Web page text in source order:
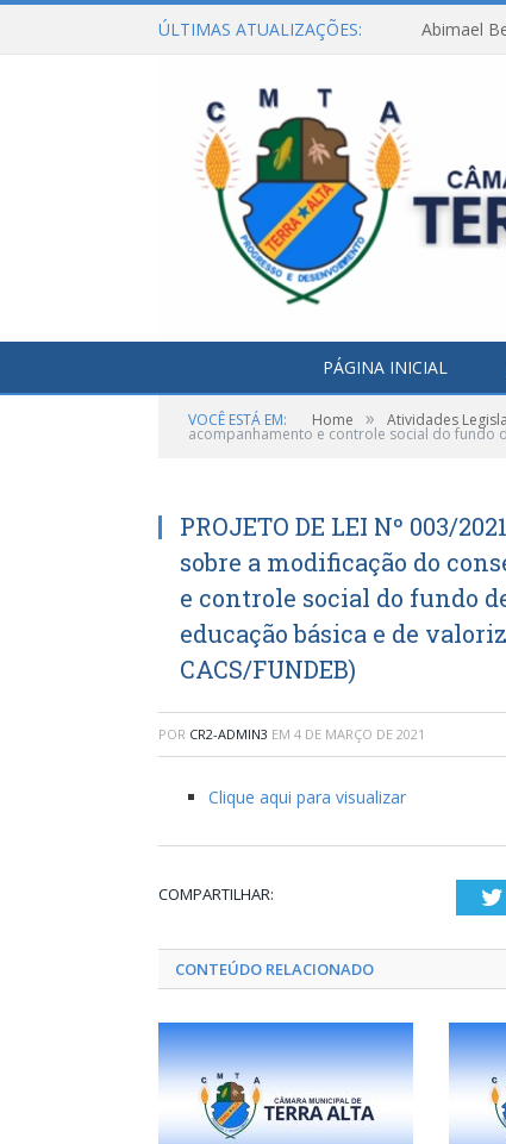
ÚLTIMAS ATUALIZAÇÕES: Abimael
PÁGINA INICIAL
VOCÊ ESTÁ EM: Home » Atividades
acompanhamento e controle social do fundo
PROJETO DE LEI Nº 003/
sobre a modificação do
e controle social do fundo
educação básica e de
CACS/FUNDEB)
POR CR2-ADMIN3 EM 4 DE MARÇO DE 2021
Clique aqui para visualizar
COMPARTILHAR:
CONTEÚDO RELACIONADO